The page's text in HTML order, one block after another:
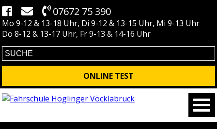
07672 75 390
Mo 9-12 & 13-18 Uhr, Di 9-12 & 13-15 Uhr, Mi 9-13 Uhr
Do 8-12 & 13-17 Uhr, Fr 9-13 & 14-16 Uhr
ONLINE TEST